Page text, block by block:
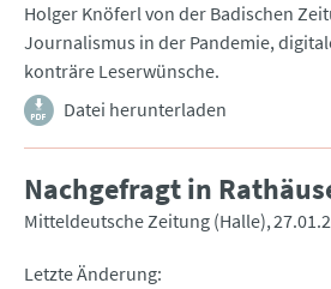
Holger Knöferl von der Badischen
Journalismus in der Pandemie,
konträre Leserwünsche.
Datei herunterladen
Nachgefragt in
Mitteldeutsche Zeitung (Halle)
Letzte Änderung